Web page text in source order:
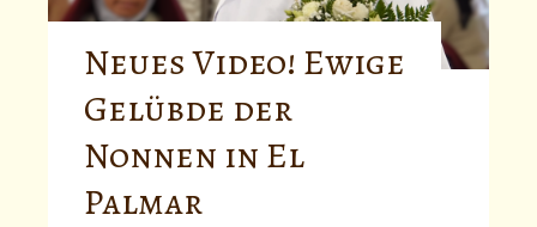
Neues Video! Ewige
Gelübde der
Nonnen in El
Palmar